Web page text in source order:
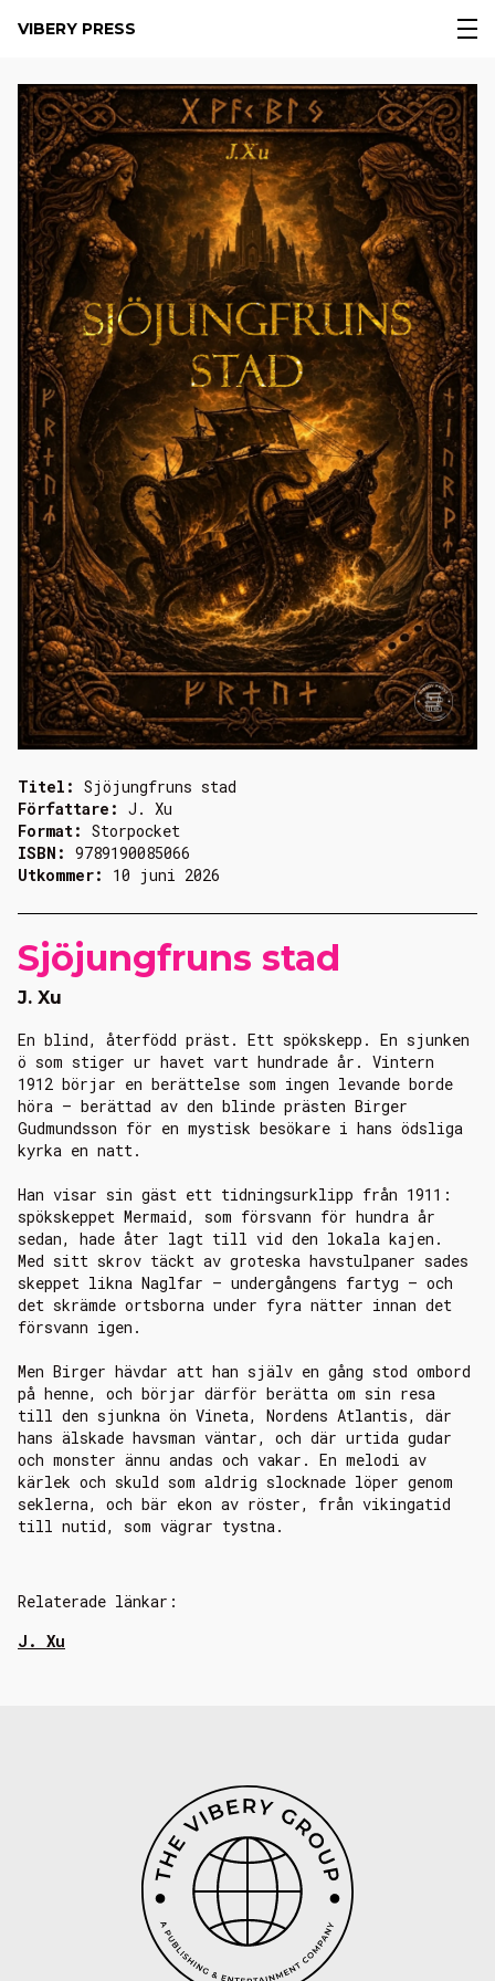
VIBERY PRESS
Sjöjungfruns stad
J. Xu
En blind, återfödd präst. Ett spökskepp. En sjunken
ö som stiger ur havet vart hundrade år. Vintern
1912 börjar en berättelse som ingen levande borde
höra – berättad av den blinde prästen Birger
Gudmundsson för en mystisk besökare i hans ödsliga
kyrka en natt.
Han visar sin gäst ett tidningsurklipp från 1911:
spökskeppet Mermaid, som försvann för hundra år
sedan, hade åter lagt till vid den lokala kajen.
Med sitt skrov täckt av groteska havstulpaner sades
skeppet likna Naglfar – undergångens fartyg – och
det skrämde ortsborna under fyra nätter innan det
försvann igen.
Men Birger hävdar att han själv en gång stod ombord
på henne, och börjar därför berätta om sin resa
till den sjunkna ön Vineta, Nordens Atlantis, där
hans älskade havsman väntar, och där urtida gudar
och monster ännu andas och vakar. En melodi av
kärlek och skuld som aldrig slocknade löper genom
seklerna, och bär ekon av röster, från vikingatid
till nutid, som vägrar tystna.
Relaterade länkar:
J. Xu
Titel: Sjöjungfruns stad
Författare: J. Xu
Format: Storpocket
ISBN: 9789190085066
Utkommer: 10 juni 2026